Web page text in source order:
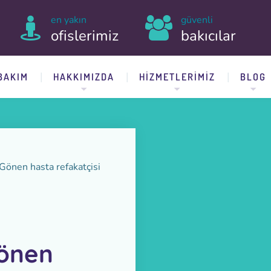
en yakın
ofislerimiz
güvenli
bakıcılar
HAKKIMIZDA HIZMETLERIMIZ BLOG
Gönen hasta refakatçisi